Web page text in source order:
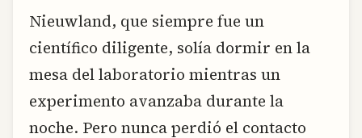
Nieuwland, que siempre fue un
científico diligente, solía dormir en la
mesa del laboratorio mientras un
experimento avanzaba durante la
noche. Pero nunca perdió el contacto